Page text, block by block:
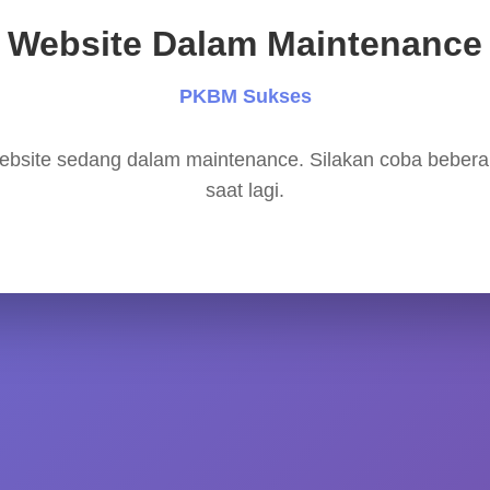
Website Dalam Maintenance
PKBM Sukses
sedang dalam maintenance. Silakan coba
saat lagi.